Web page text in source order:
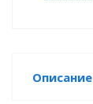
Описание